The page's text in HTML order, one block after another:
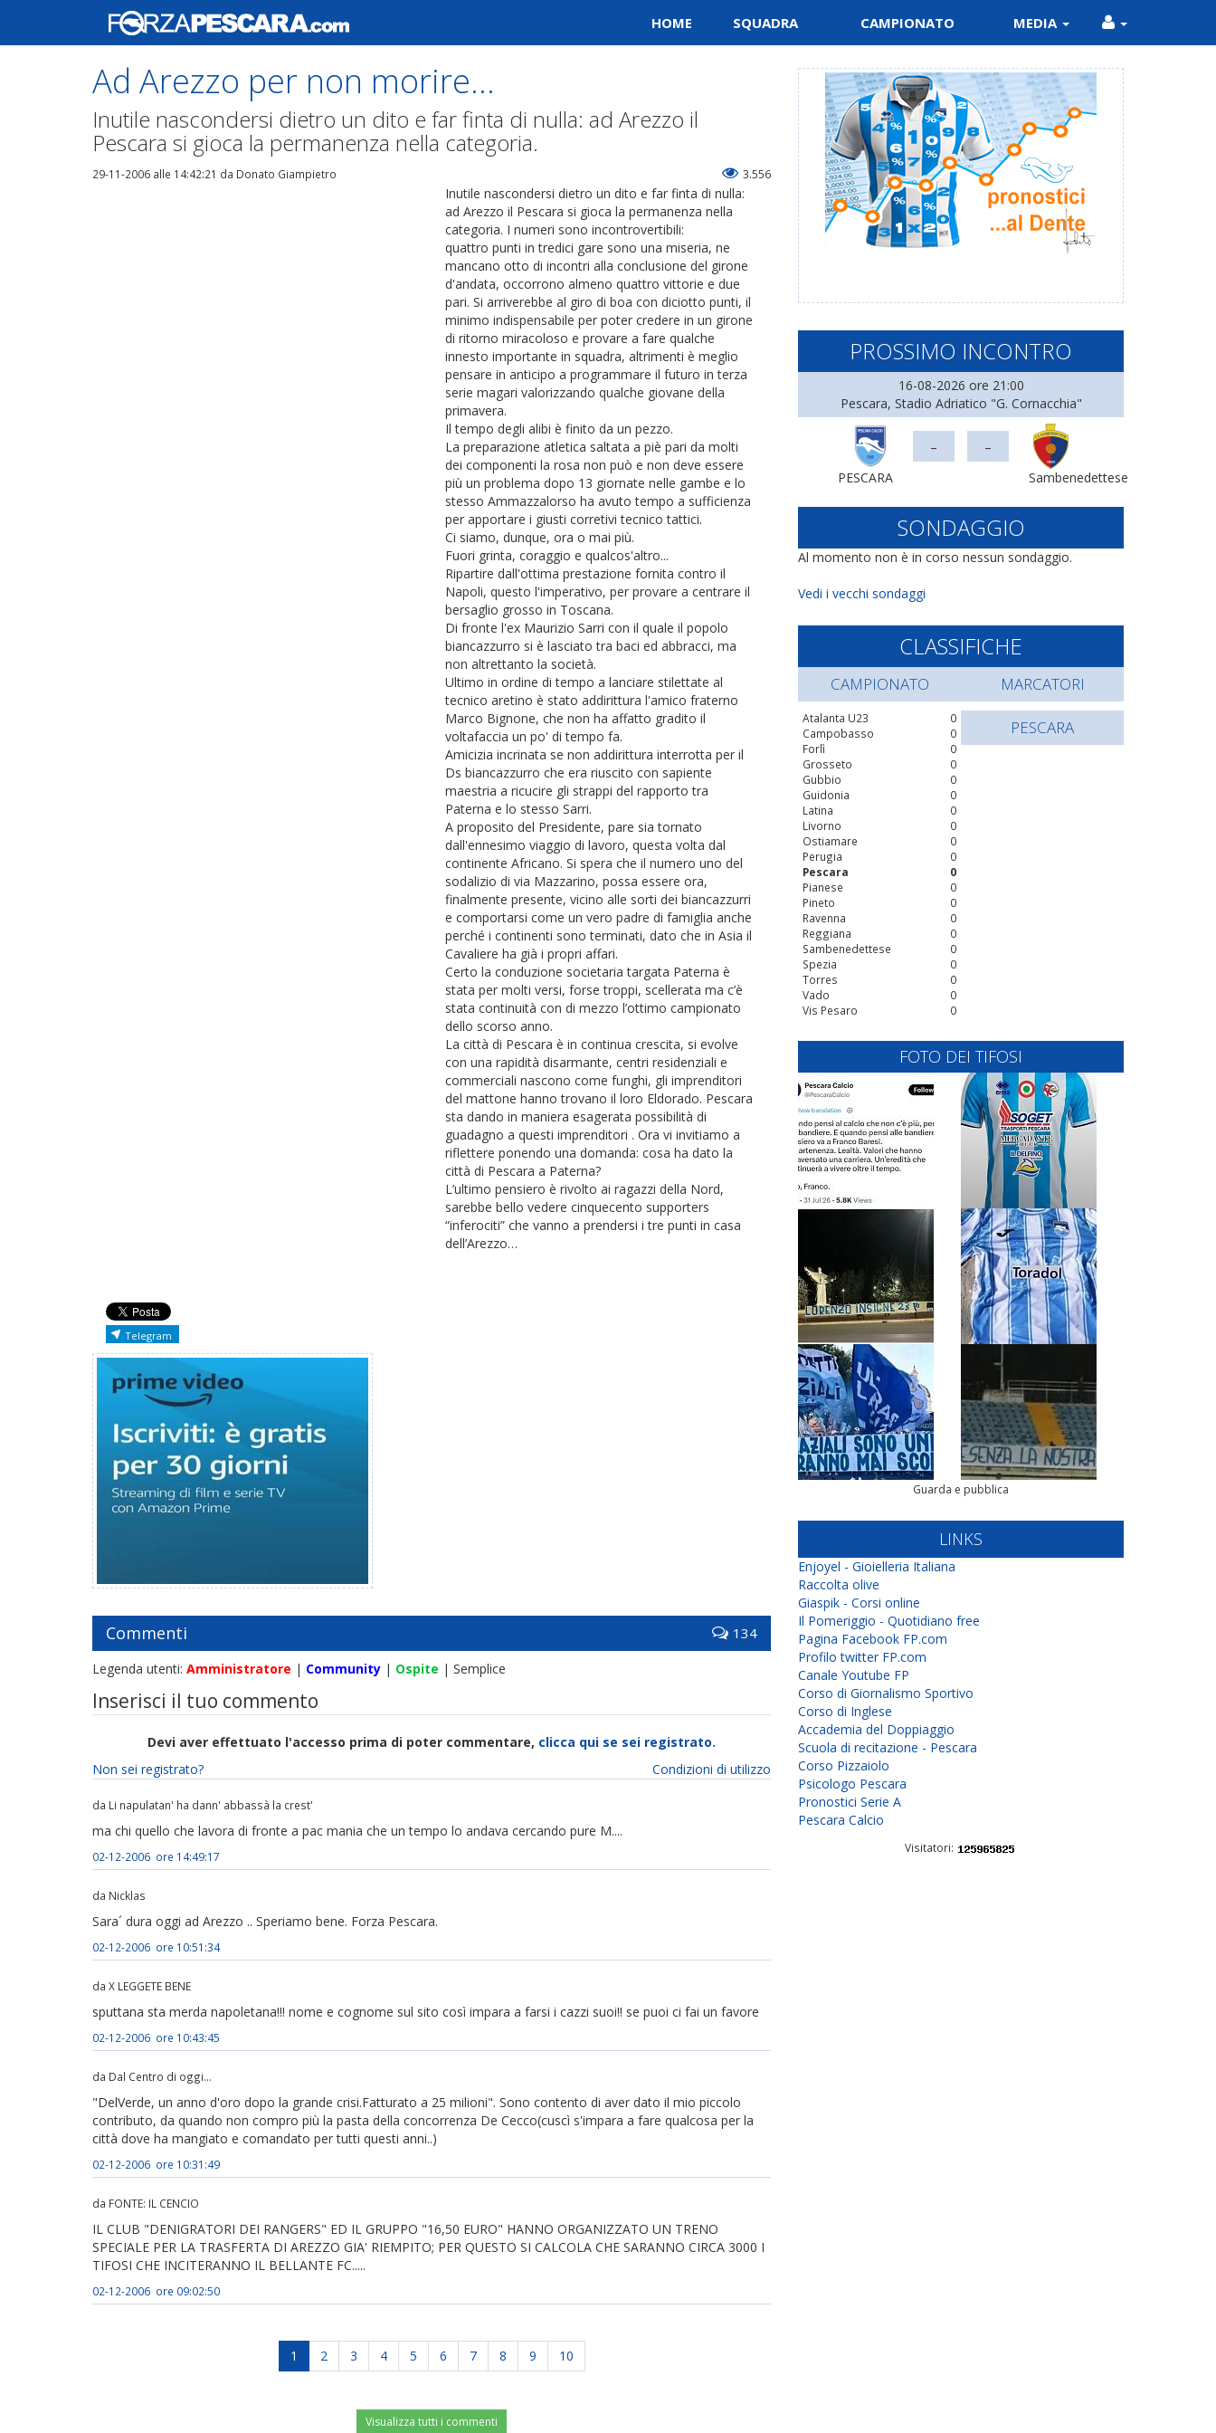
HOME SQUADRA CAMPIONATO MEDIA
Ad Arezzo per non morire...
Inutile nascondersi dietro un dito e far finta di nulla: ad Arezzo il
Pescara si gioca la permanenza nella categoria.
29-11-2006 alle 14:42:21 da Donato Giampietro 3.556
Inutile nascondersi dietro un dito e far finta di nulla:
ad Arezzo il Pescara si gioca la permanenza nella
categoria. I numeri sono incontrovertibili:
quattro punti in tredici gare sono una miseria, ne
mancano otto di incontri alla conclusione del girone
d'andata, occorrono almeno quattro vittorie e due
pari. Si arriverebbe al giro di boa con diciotto punti, il
minimo indispensabile per poter credere in un girone
di ritorno miracoloso e provare a fare qualche
innesto importante in squadra, altrimenti è meglio
pensare in anticipo a programmare il futuro in terza
serie magari valorizzando qualche giovane della
primavera.
Il tempo degli alibi è finito da un pezzo.
La preparazione atletica saltata a piè pari da molti
dei componenti la rosa non può e non deve essere
più un problema dopo 13 giornate nelle gambe e lo
stesso Ammazzalorso ha avuto tempo a sufficienza
per apportare i giusti corretivi tecnico tattici.
Ci siamo, dunque, ora o mai più.
Fuori grinta, coraggio e qualcos'altro...
Ripartire dall'ottima prestazione fornita contro il
Napoli, questo l'imperativo, per provare a centrare il
bersaglio grosso in Toscana.
Di fronte l'ex Maurizio Sarri con il quale il popolo
biancazzurro si è lasciato tra baci ed abbracci, ma
non altrettanto la società.
Ultimo in ordine di tempo a lanciare stilettate al
tecnico aretino è stato addirittura l'amico fraterno
Marco Bignone, che non ha affatto gradito il
voltafaccia un po' di tempo fa.
Amicizia incrinata se non addirittura interrotta per il
Ds biancazzurro che era riuscito con sapiente
maestria a ricucire gli strappi del rapporto tra
Paterna e lo stesso Sarri.
A proposito del Presidente, pare sia tornato
dall'ennesimo viaggio di lavoro, questa volta dal
continente Africano. Si spera che il numero uno del
sodalizio di via Mazzarino, possa essere ora,
finalmente presente, vicino alle sorti dei biancazzurri
e comportarsi come un vero padre di famiglia anche
perché i continenti sono terminati, dato che in Asia il
Cavaliere ha già i propri affari.
Certo la conduzione societaria targata Paterna è
stata per molti versi, forse troppi, scellerata ma c’è
stata continuità con di mezzo l’ottimo campionato
dello scorso anno.
La città di Pescara è in continua crescita, si evolve
con una rapidità disarmante, centri residenziali e
commerciali nascono come funghi, gli imprenditori
del mattone hanno trovano il loro Eldorado. Pescara
sta dando in maniera esagerata possibilità di
guadagno a questi imprenditori . Ora vi invitiamo a
riflettere ponendo una domanda: cosa ha dato la
città di Pescara a Paterna?
L’ultimo pensiero è rivolto ai ragazzi della Nord,
sarebbe bello vedere cinquecento supporters
“inferociti” che vanno a prendersi i tre punti in casa
dell’Arezzo…
Telegram
Commenti 134
Legenda utenti: Amministratore | Community | Ospite | Semplice
Inserisci il tuo commento
Devi aver effettuato l'accesso prima di poter commentare, clicca qui se sei registrato.
Condizioni di utilizzo
Non sei registrato?
da Li napulatan' ha dann' abbassà la crest'
ma chi quello che lavora di fronte a pac mania che un tempo lo andava cercando pure M....
02-12-2006 ore 14:49:17
da Nicklas
Sara´ dura oggi ad Arezzo .. Speriamo bene. Forza Pescara.
02-12-2006 ore 10:51:34
da X LEGGETE BENE
sputtana sta merda napoletana!!! nome e cognome sul sito così impara a farsi i cazzi suoi!! se puoi ci fai un favore
02-12-2006 ore 10:43:45
da Dal Centro di oggi...
"DelVerde, un anno d'oro dopo la grande crisi.Fatturato a 25 milioni". Sono contento di aver dato il mio piccolo
contributo, da quando non compro più la pasta della concorrenza De Cecco(cuscì s'impara a fare qualcosa per la
città dove ha mangiato e comandato per tutti questi anni..)
02-12-2006 ore 10:31:49
da FONTE: IL CENCIO
IL CLUB "DENIGRATORI DEI RANGERS" ED IL GRUPPO "16,50 EURO" HANNO ORGANIZZATO UN TRENO
SPECIALE PER LA TRASFERTA DI AREZZO GIA' RIEMPITO; PER QUESTO SI CALCOLA CHE SARANNO CIRCA 3000 I
TIFOSI CHE INCITERANNO IL BELLANTE FC.....
02-12-2006 ore 09:02:50
1 2 3 4 5 6 7 8 9 10
Visualizza tutti i commenti
PROSSIMO INCONTRO
16-08-2026 ore 21:00
Pescara, Stadio Adriatico "G. Cornacchia"
PESCARA
- -
Sambenedettese
SONDAGGIO
Al momento non è in corso nessun sondaggio.
Vedi i vecchi sondaggi
CLASSIFICHE
CAMPIONATO
0
Atalanta U23
0
Campobasso
0
Forlì
0
Grosseto
0
Gubbio
0
Guidonia
0
Latina
0
Livorno
0
Ostiamare
0
Perugia
0
Pescara
0
Pianese
0
Pineto
0
Ravenna
0
Reggiana
0
Sambenedettese
0
Spezia
0
Torres
0
Vado
0
Vis Pesaro
MARCATORI
PESCARA
FOTO DEI TIFOSI
Guarda e pubblica
LINKS
Enjoyel - Gioielleria Italiana
Raccolta olive
Giaspik - Corsi online
Il Pomeriggio - Quotidiano free
Pagina Facebook FP.com
Profilo twitter FP.com
Canale Youtube FP
Corso di Giornalismo Sportivo
Corso di Inglese
Accademia del Doppiaggio
Scuola di recitazione - Pescara
Corso Pizzaiolo
Psicologo Pescara
Pronostici Serie A
Pescara Calcio
Visitatori: